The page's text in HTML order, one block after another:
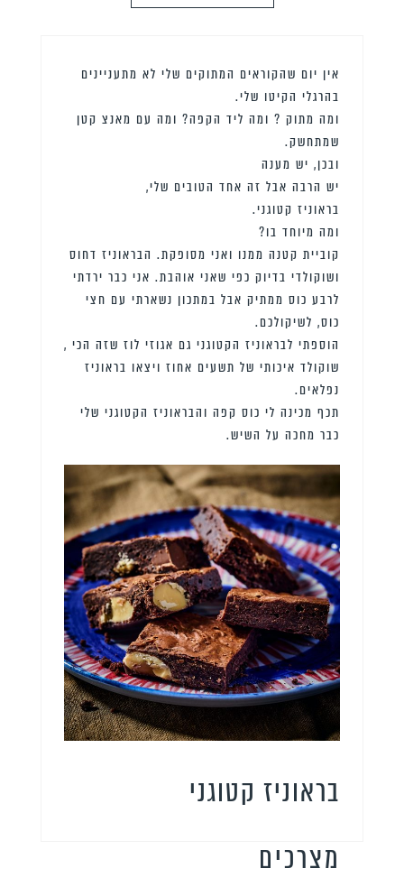
אין יום שהקוראים המתוקים שלי לא מתעניינים
בהרגלי הקיטו שלי.
ומה מתוק ? ומה ליד הקפה? ומה עם מאנצ קטן
שמתחשק.
ובכן, יש מענה
יש הרבה אבל זה אחד הטובים שלי,
בראוניז קטוגני.
ומה מיוחד בו?
קוביית קטנה ממנו ואני מסופקת. הבראוניז דחוס
ושוקולדי בדיוק כפי שאני אוהבת. אני כבר ירדתי
לרבע כוס ממתיק אבל במתכון נשארתי עם חצי
כוס, לשיקולכם.
הוספתי לבראוניז הקטוגני גם אגוזי לוז שזה הכי ,
שוקולד איכותי של תשעים אחוז ויצאו בראוניז
נפלאים.
תכף מכינה לי כוס קפה והבראוניז הקטוגני שלי
כבר מחכה על השיש.
בראוניז קטוגני
מצרכים